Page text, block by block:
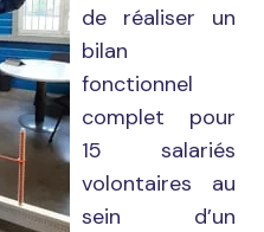
de réaliser un
bilan
fonctionnel
complet pour
15 salariés
volontaires au
sein d’un